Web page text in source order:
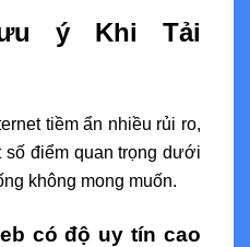
ý Khi Tải
tiềm ẩn nhiều rủi ro,
điểm quan trọng dưới
không mong muốn.
có độ uy tín cao